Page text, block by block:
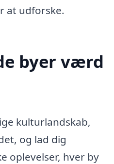
at udforske.
byer værd
kulturlandskab,
og lad dig
oplevelser, hver by